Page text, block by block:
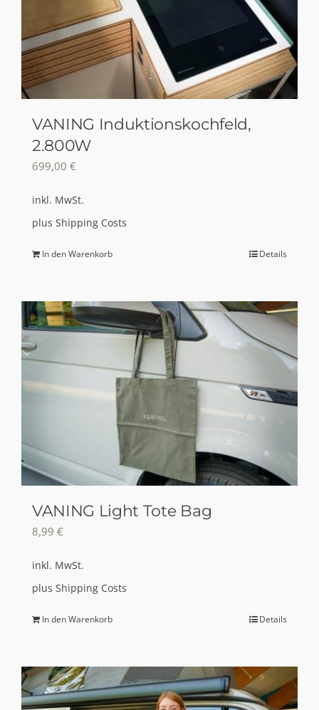
VANING Induktionskochfeld,
2.800W
699,00 €
inkl. MwSt.
plus Shipping Costs
In den Warenkorb Details
VANING Light Tote Bag
8,99 €
inkl. MwSt.
plus Shipping Costs
In den Warenkorb Details